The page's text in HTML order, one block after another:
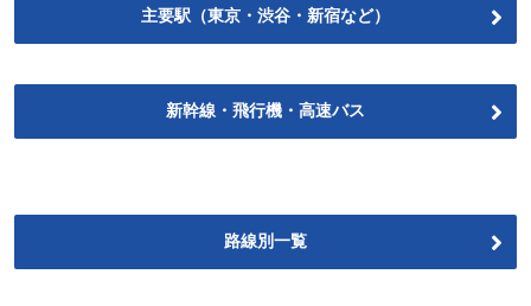
主要駅（東京・渋谷・新宿など）
新幹線・飛行機・高速バス
路線別一覧